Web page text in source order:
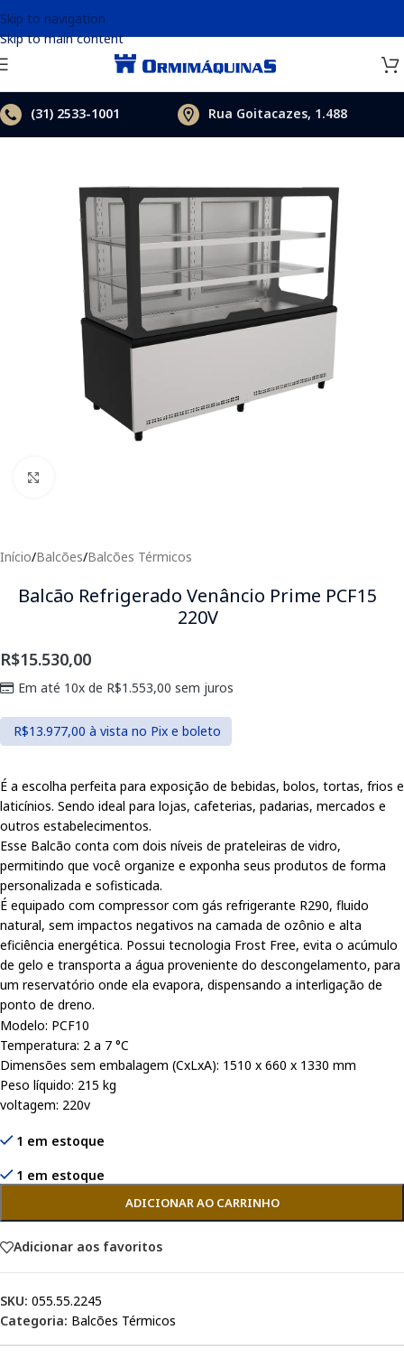
Skip to navigation
Skip to main content
(31) 2533-1001 Rua Goitacazes, 1.488
Início/Balcões/Balcões Térmicos
Balcão Refrigerado Venâncio Prime PCF15
220V
R$15.530,00
Em até 10x de R$1.553,00 sem juros
R$13.977,00 à vista no Pix e boleto
É a escolha perfeita para exposição de bebidas, bolos, tortas, frios e
laticínios. Sendo ideal para lojas, cafeterias, padarias, mercados e
outros estabelecimentos.
Esse Balcão conta com dois níveis de prateleiras de vidro,
permitindo que você organize e exponha seus produtos de forma
personalizada e sofisticada.
É equipado com compressor com gás refrigerante R290, fluido
natural, sem impactos negativos na camada de ozônio e alta
eficiência energética. Possui tecnologia Frost Free, evita o acúmulo
de gelo e transporta a água proveniente do descongelamento, para
um reservatório onde ela evapora, dispensando a interligação de
ponto de dreno.
Modelo: PCF10
Temperatura: 2 a 7 °C
Dimensões sem embalagem (CxLxA): 1510 x 660 x 1330 mm
Peso líquido: 215 kg
voltagem: 220v
1 em estoque
1 em estoque
ADICIONAR AO CARRINHO
Adicionar aos favoritos
SKU: 055.55.2245
Categoria: Balcões Térmicos